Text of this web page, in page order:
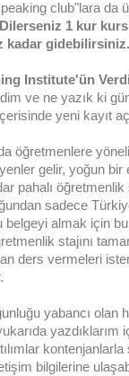
club"lara da
Dilerseniz 1 kur
kadar gidebilirsiniz.
Institute'ün
ve ne yazık ki
yeni kayıt
öğretmenlere
gelir, yoğun bir
pahalı
sadece
belgeyi almak için
stajını
ders vermeleri
yabancı olan
kontenjanlarla
bilgilerine